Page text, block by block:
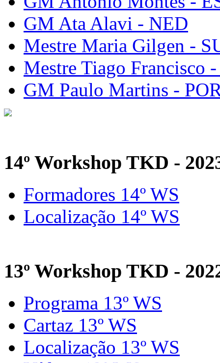
GM Ata Alavi - NED
Mestre Maria Gilgen -
Mestre Tiago Francisco
GM Paulo Martins -
14º Workshop TKD -
Formadores 14º WS
Localização 14º WS
13º Workshop TKD -
Programa 13º WS
Cartaz 13º WS
Localização 13º WS